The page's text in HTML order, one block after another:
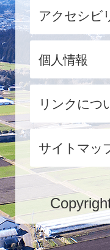
アクセシビ
個人情報
リンクにつ
サイトマッ